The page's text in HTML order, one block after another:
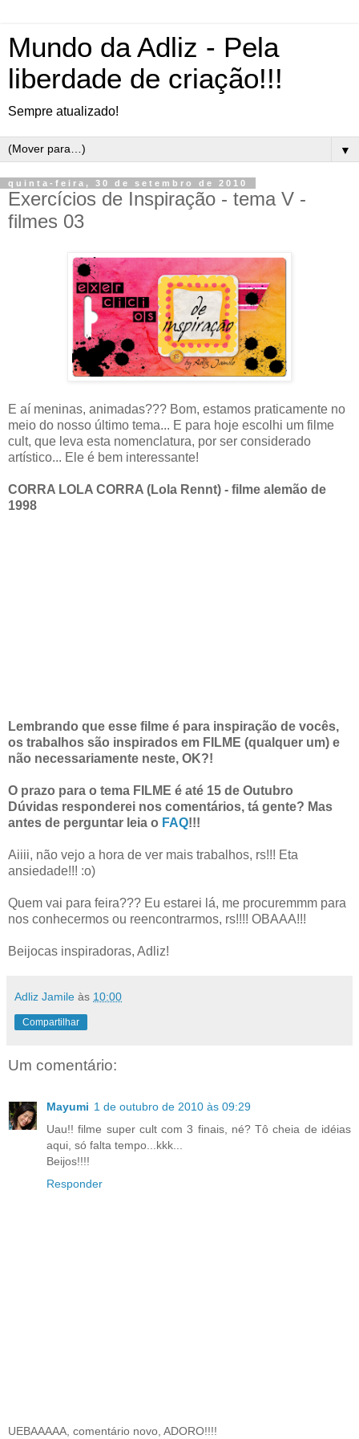
Mundo da Adliz - Pela
liberdade de criação!!!
Sempre atualizado!
▼
quinta-feira, 30 de setembro de 2010
Exercícios de Inspiração - tema V -
filmes 03
E aí meninas, animadas??? Bom, estamos praticamente no
meio do nosso último tema... E para hoje escolhi um filme
cult, que leva esta nomenclatura, por ser considerado
artístico... Ele é bem interessante!
CORRA LOLA CORRA (Lola Rennt) - filme alemão de
1998
Lembrando que esse filme é para inspiração de vocês,
os trabalhos são inspirados em FILME (qualquer um) e
não necessariamente neste, OK?!
O prazo para o tema FILME é até 15 de Outubro
Dúvidas responderei nos comentários, tá gente? Mas
antes de perguntar leia o FAQ!!!
Aiiii, não vejo a hora de ver mais trabalhos, rs!!! Eta
ansiedade!!! :o)
Quem vai para feira??? Eu estarei lá, me procuremmm para
nos conhecermos ou reencontrarmos, rs!!!! OBAAA!!!
Beijocas inspiradoras, Adliz!
Adliz Jamile às 10:00
Compartilhar
Um comentário:
Mayumi 1 de outubro de 2010 às 09:29
Uau!! filme super cult com 3 finais, né? Tô cheia de idéias
aqui, só falta tempo...kkk...
Beijos!!!!
Responder
UEBAAAAA, comentário novo, ADORO!!!!